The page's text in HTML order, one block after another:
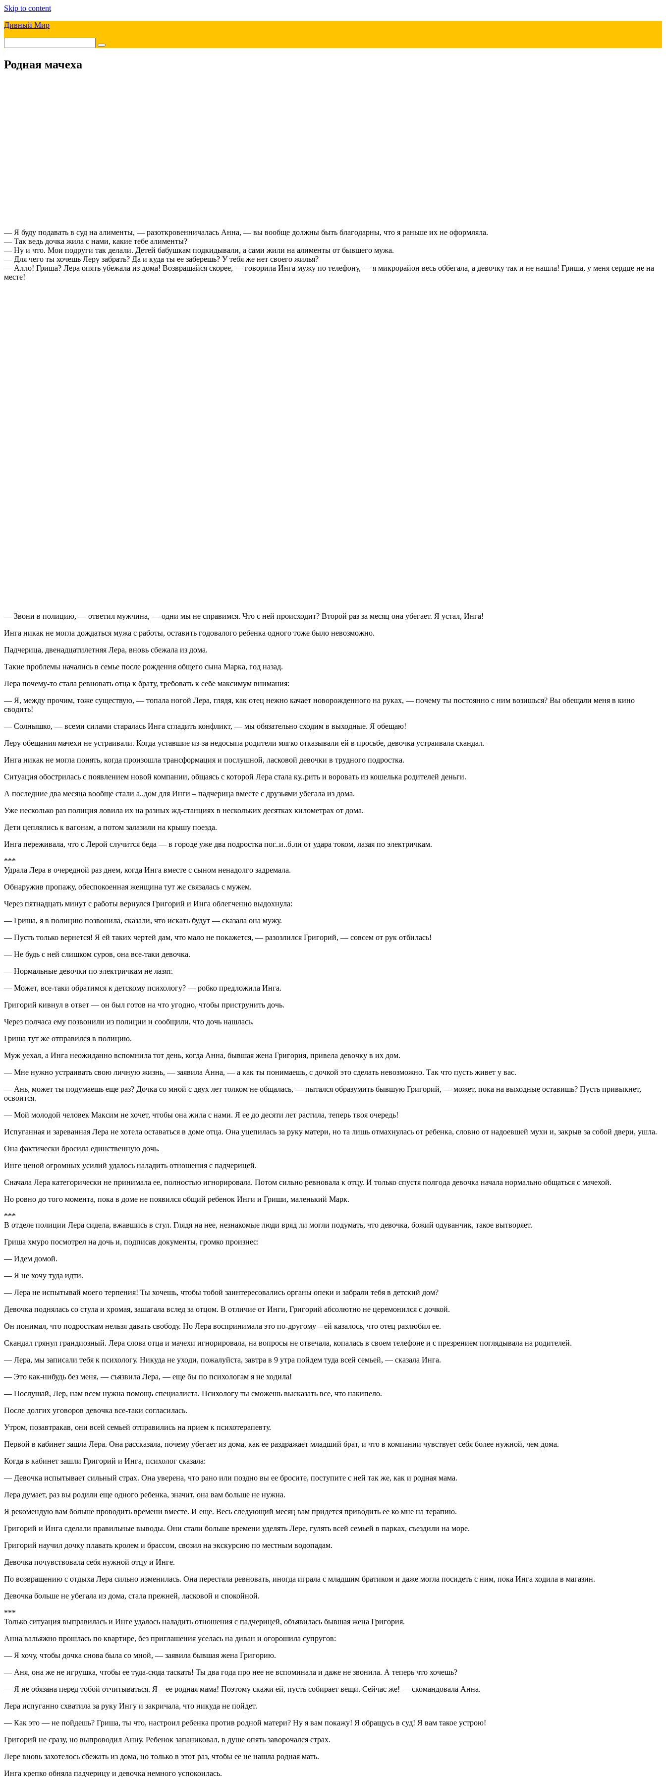
Skip to content
Дивный Мир
Родная мачеха
— Я буду подавать в суд на алименты, — разоткровенничалась Анна, — вы вообще должны быть благодарны, что я раньше их не оформляла.
— Так ведь дочка жила с нами, какие тебе алименты?
— Ну и что. Мои подруги так делали. Детей бабушкам подкидывали, а сами жили на алименты от бывшего мужа.
— Для чего ты хочешь Леру забрать? Да и куда ты ее заберешь? У тебя же нет своего жилья?
— Алло! Гриша? Лера опять убежала из дома! Возвращайся скорее, — говорила Инга мужу по телефону, — я микрорайон весь оббегала, а девочку так и не нашла! Гриша, у меня сердце не на
месте!
— Звони в полицию, — ответил мужчина, — одни мы не справимся. Что с ней происходит? Второй раз за месяц она убегает. Я устал, Инга!
Инга никак не могла дождаться мужа с работы, оставить годовалого ребенка одного тоже было невозможно.
Падчерица, двенадцатилетняя Лера, вновь сбежала из дома.
Такие проблемы начались в семье после рождения общего сына Марка, год назад.
Лера почему-то стала ревновать отца к брату, требовать к себе максимум внимания:
— Я, между прочим, тоже существую, — топала ногой Лера, глядя, как отец нежно качает новорожденного на руках, — почему ты постоянно с ним возишься? Вы обещали меня в кино
сводить!
— Солнышко, — всеми силами старалась Инга сгладить конфликт, — мы обязательно сходим в выходные. Я обещаю!
Леру обещания мачехи не устраивали. Когда уставшие из-за недосыпа родители мягко отказывали ей в просьбе, девочка устраивала скандал.
Инга никак не могла понять, когда произошла трансформация и послушной, ласковой девочки в трудного подростка.
Ситуация обострилась с появлением новой компании, общаясь с которой Лера стала ку..рить и воровать из кошелька родителей деньги.
А последние два месяца вообще стали а..дом для Инги – падчерица вместе с друзьями убегала из дома.
Уже несколько раз полиция ловила их на разных жд-станциях в нескольких десятках километрах от дома.
Дети цеплялись к вагонам, а потом залазили на крышу поезда.
Инга переживала, что с Лерой случится беда — в городе уже два подростка пог..и..б.ли от удара током, лазая по электричкам.
***
Удрала Лера в очередной раз днем, когда Инга вместе с сыном ненадолго задремала.
Обнаружив пропажу, обеспокоенная женщина тут же связалась с мужем.
Через пятнадцать минут с работы вернулся Григорий и Инга облегченно выдохнула:
— Гриша, я в полицию позвонила, сказали, что искать будут — сказала она мужу.
— Пусть только вернется! Я ей таких чертей дам, что мало не покажется, — разозлился Григорий, — совсем от рук отбилась!
— Не будь с ней слишком суров, она все-таки девочка.
— Нормальные девочки по электричкам не лазят.
— Может, все-таки обратимся к детскому психологу? — робко предложила Инга.
Григорий кивнул в ответ — он был готов на что угодно, чтобы приструнить дочь.
Через полчаса ему позвонили из полиции и сообщили, что дочь нашлась.
Гриша тут же отправился в полицию.
Муж уехал, а Инга неожиданно вспомнила тот день, когда Анна, бывшая жена Григория, привела девочку в их дом.
— Мне нужно устраивать свою личную жизнь, — заявила Анна, — а как ты понимаешь, с дочкой это сделать невозможно. Так что пусть живет у вас.
— Ань, может ты подумаешь еще раз? Дочка со мной с двух лет толком не общалась, — пытался образумить бывшую Григорий, — может, пока на выходные оставишь? Пусть привыкнет,
освоится.
— Мой молодой человек Максим не хочет, чтобы она жила с нами. Я ее до десяти лет растила, теперь твоя очередь!
Испуганная и зареванная Лера не хотела оставаться в доме отца. Она уцепилась за руку матери, но та лишь отмахнулась от ребенка, словно от надоевшей мухи и, закрыв за собой двери, ушла.
Она фактически бросила единственную дочь.
Инге ценой огромных усилий удалось наладить отношения с падчерицей.
Сначала Лера категорически не принимала ее, полностью игнорировала. Потом сильно ревновала к отцу. И только спустя полгода девочка начала нормально общаться с мачехой.
Но ровно до того момента, пока в доме не появился общий ребенок Инги и Гриши, маленький Марк.
***
В отделе полиции Лера сидела, вжавшись в стул. Глядя на нее, незнакомые люди вряд ли могли подумать, что девочка, божий одуванчик, такое вытворяет.
Гриша хмуро посмотрел на дочь и, подписав документы, громко произнес:
— Идем домой.
— Я не хочу туда идти.
— Лера не испытывай моего терпения! Ты хочешь, чтобы тобой заинтересовались органы опеки и забрали тебя в детский дом?
Девочка поднялась со стула и хромая, зашагала вслед за отцом. В отличие от Инги, Григорий абсолютно не церемонился с дочкой.
Он понимал, что подросткам нельзя давать свободу. Но Лера воспринимала это по-другому – ей казалось, что отец разлюбил ее.
Скандал грянул грандиозный. Лера слова отца и мачехи игнорировала, на вопросы не отвечала, копалась в своем телефоне и с презрением поглядывала на родителей.
— Лера, мы записали тебя к психологу. Никуда не уходи, пожалуйста, завтра в 9 утра пойдем туда всей семьей, — сказала Инга.
— Это как-нибудь без меня, — съязвила Лера, — еще бы по психологам я не ходила!
— Послушай, Лер, нам всем нужна помощь специалиста. Психологу ты сможешь высказать все, что накипело.
После долгих уговоров девочка все-таки согласилась.
Утром, позавтракав, они всей семьей отправились на прием к психотерапевту.
Первой в кабинет зашла Лера. Она рассказала, почему убегает из дома, как ее раздражает младший брат, и что в компании чувствует себя более нужной, чем дома.
Когда в кабинет зашли Григорий и Инга, психолог сказала:
— Девочка испытывает сильный страх. Она уверена, что рано или поздно вы ее бросите, поступите с ней так же, как и родная мама.
Лера думает, раз вы родили еще одного ребенка, значит, она вам больше не нужна.
Я рекомендую вам больше проводить времени вместе. И еще. Весь следующий месяц вам придется приводить ее ко мне на терапию.
Григорий и Инга сделали правильные выводы. Они стали больше времени уделять Лере, гулять всей семьей в парках, съездили на море.
Григорий научил дочку плавать кролем и брассом, свозил на экскурсию по местным водопадам.
Девочка почувствовала себя нужной отцу и Инге.
По возвращению с отдыха Лера сильно изменилась. Она перестала ревновать, иногда играла с младшим братиком и даже могла посидеть с ним, пока Инга ходила в магазин.
Девочка больше не убегала из дома, стала прежней, ласковой и спокойной.
***
Только ситуация выправилась и Инге удалось наладить отношения с падчерицей, объявилась бывшая жена Григория.
Анна вальяжно прошлась по квартире, без приглашения уселась на диван и огорошила супругов:
— Я хочу, чтобы дочка снова была со мной, — заявила бывшая жена Григорию.
— Аня, она же не игрушка, чтобы ее туда-сюда таскать! Ты два года про нее не вспоминала и даже не звонила. А теперь что хочешь?
— Я не обязана перед тобой отчитываться. Я – ее родная мама! Поэтому скажи ей, пусть собирает вещи. Сейчас же! — скомандовала Анна.
Лера испуганно схватила за руку Ингу и закричала, что никуда не пойдет.
— Как это — не пойдешь? Гриша, ты что, настроил ребенка против родной матери? Ну я вам покажу! Я обращусь в суд! Я вам такое устрою!
Григорий не сразу, но выпроводил Анну. Ребенок запаниковал, в душе опять заворочался страх.
Лере вновь захотелось сбежать из дома, но только в этот раз, чтобы ее не нашла родная мать.
Инга крепко обняла падчерицу и девочка немного успокоилась.